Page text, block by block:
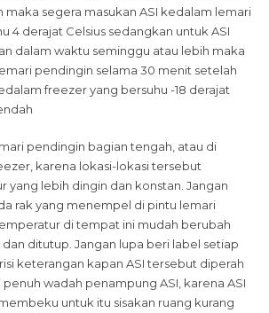
maka segera masukan ASI kedalam lemari
4 derajat Celsius sedangkan untuk ASI
dalam waktu seminggu atau lebih maka
pendingin selama 30 menit setelah
freezer yang bersuhu -18 derajat
pendingin bagian tengah, atau di
karena lokasi-lokasi tersebut
yang lebih dingin dan konstan. Jangan
rak yang menempel di pintu lemari
di tempat ini mudah berubah
ditutup. Jangan lupa beri label setiap
keterangan kapan ASI tersebut diperah
wadah penampung ASI, karena ASI
untuk itu sisakan ruang kurang